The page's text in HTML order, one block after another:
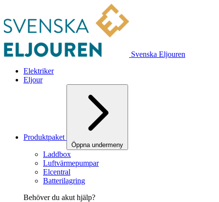
Svenska Eljouren
Elektriker
Eljour
Produktpaket
Öppna undermeny
Laddbox
Luftvärmepumpar
Elcentral
Batterilagring
Behöver du akut hjälp?